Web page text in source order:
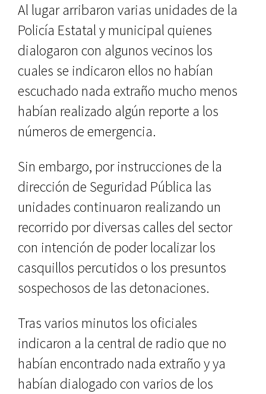
Al lugar arribaron varias unidades de la
Policía Estatal y municipal quienes
dialogaron con algunos vecinos los
cuales se indicaron ellos no habían
escuchado nada extraño mucho menos
habían realizado algún reporte a los
números de emergencia.
Sin embargo, por instrucciones de la
dirección de Seguridad Pública las
unidades continuaron realizando un
recorrido por diversas calles del sector
con intención de poder localizar los
casquillos percutidos o los presuntos
sospechosos de las detonaciones.
Tras varios minutos los oficiales
indicaron a la central de radio que no
habían encontrado nada extraño y ya
habían dialogado con varios de los